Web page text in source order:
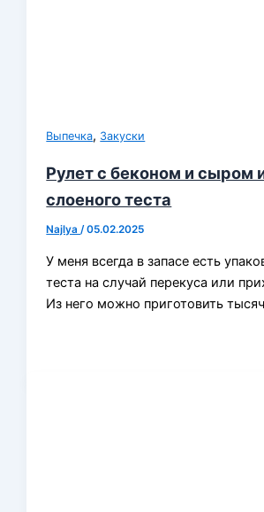
Выпечка, Закуски
Рулет с беконом и сыром
слоеного теста
Najlya/05.02.2025
У меня всегда в запасе есть
теста на случай перекуса или
Из него можно приготовить